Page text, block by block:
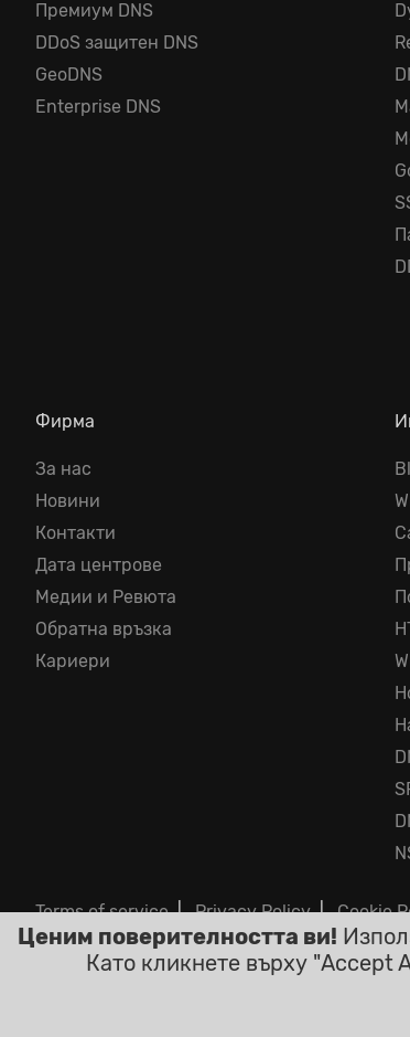
Премиум DNS
DDoS защитен DNS
GeoDNS
Enterprise DNS
Фирма
За нас
Новини
Контакти
Дата центрове
Медии и Ревюта
Обратна връзка
Кариери
Terms of service|Privacy Policy|Cookie
©2026 ClouDNS
Ценим поверителността ви!
Като кликнете върху "Accept